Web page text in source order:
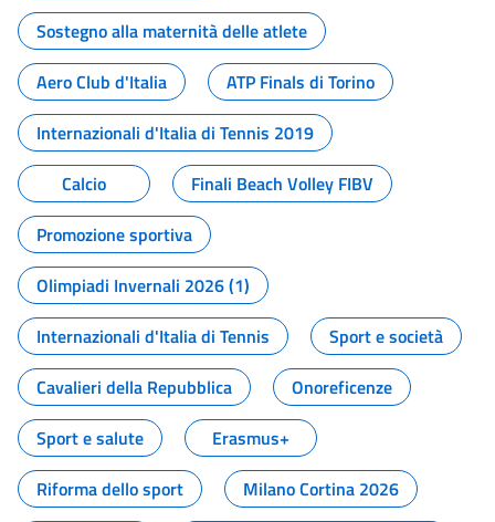
Sostegno alla maternità delle atlete
Aero Club d'Italia
ATP Finals di Torino
Internazionali d'Italia di Tennis 2019
Calcio
Finali Beach Volley FIBV
Promozione sportiva
Olimpiadi Invernali 2026 (1)
Internazionali d'Italia di Tennis
Sport e società
Cavalieri della Repubblica
Onoreficenze
Sport e salute
Erasmus+
Riforma dello sport
Milano Cortina 2026